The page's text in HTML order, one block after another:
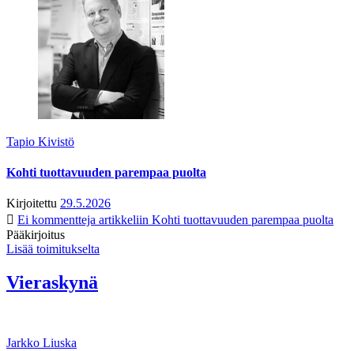
Tapio Kivistö
Kohti tuottavuuden parempaa puolta
Kirjoitettu 29.5.2026
Ei kommentteja artikkeliin Kohti tuottavuuden parempaa puolta
Pääkirjoitus
Lisää toimitukselta
Vieraskynä
Jarkko Liuska